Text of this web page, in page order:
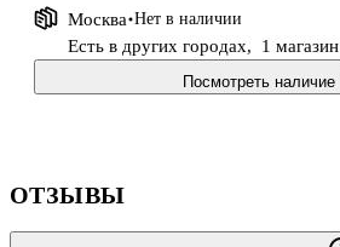
Москва Нет в наличии
Есть в других городах, 1 магазин
Посмотреть наличие
ОТЗЫВЫ